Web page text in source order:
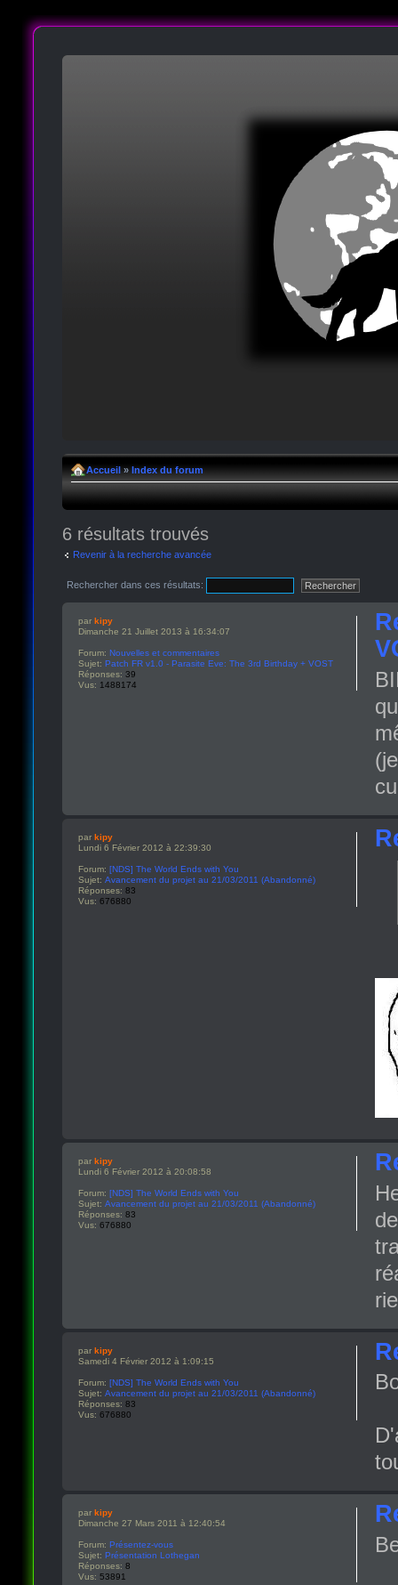
Accueil » Index du forum
6 résultats trouvés
Revenir à la recherche avancée
Rechercher dans ces résultats:
par kipy
Dimanche 21 Juillet 2013 à 16:34:07
Forum: Nouvelles et commentaires
Sujet: Patch FR v1.0 - Parasite Eve: The 3rd Birthday + VOST
Réponses: 39
Vus: 1488174
par kipy
Lundi 6 Février 2012 à 22:39:30
Forum: [NDS] The World Ends with You
Sujet: Avancement du projet au 21/03/2011 (Abandonné)
Réponses: 83
Vus: 676880
par kipy
Lundi 6 Février 2012 à 20:08:58
Forum: [NDS] The World Ends with You
Sujet: Avancement du projet au 21/03/2011 (Abandonné)
Réponses: 83
Vus: 676880
par kipy
Samedi 4 Février 2012 à 1:09:15
Forum: [NDS] The World Ends with You
Sujet: Avancement du projet au 21/03/2011 (Abandonné)
Réponses: 83
Vus: 676880
par kipy
Dimanche 27 Mars 2011 à 12:40:54
Forum: Présentez-vous
Sujet: Présentation Lothegan
Réponses: 8
Vus: 53891